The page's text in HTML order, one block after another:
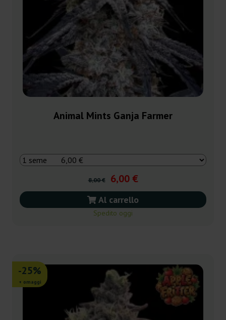
Animal Mints Ganja Farmer
8,00 € 6,00 €
Al carrello
Spedito oggi
-25%
+ omaggi